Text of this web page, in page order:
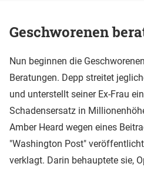
Geschworenen
Nun beginnen die
Beratungen. Depp streitet
und unterstellt seiner Ex-Frau
Schadensersatz in
Amber Heard wegen eines
"Washington Post"
verklagt. Darin behauptete sie,